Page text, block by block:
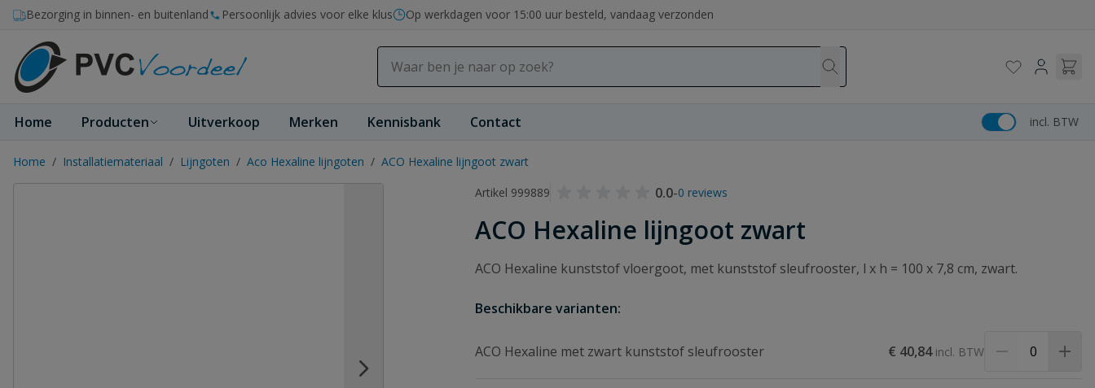
Ga naar de inhoud
Bezorging in binnen- en buitenland Persoonlijk advies voor elke klus Op werkdagen voor 15:00 uur besteld, vandaag verzonden
Home Producten Uitverkoop Merken Kennisbank Contact incl. BTW
Home / Installatiemateriaal / Lijngoten / Aco Hexaline lijngoten / ACO Hexaline lijngoot zwart
Artikel 999889
0.0-0 reviews
ACO Hexaline lijngoot zwart
ACO Hexaline kunststof vloergoot, met kunststof sleufrooster, l x h = 100 x 7,8 cm, zwart.
Beschikbare varianten:
ACO Hexaline met zwart kunststof sleufrooster € 40,84